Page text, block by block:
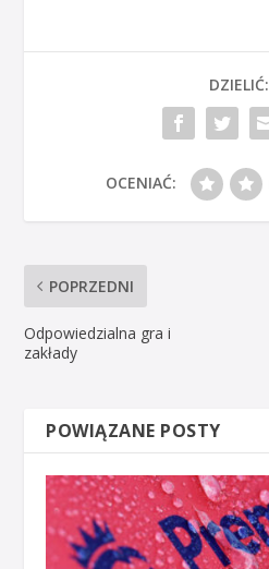
DZIELIĆ:
OCENIAĆ:
POPRZEDNI
Odpowiedzialna gra i
zakłady
POWIĄZANE POSTY